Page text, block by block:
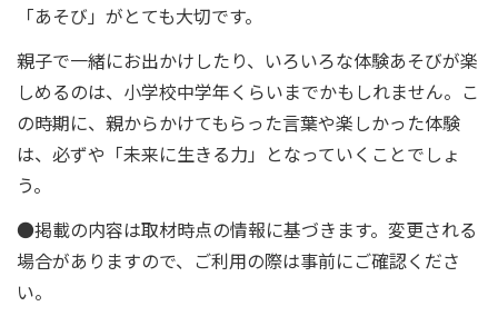
「あそび」がとても大切です。
親子で一緒にお出かけしたり、いろいろな体験あそびが楽
しめるのは、小学校中学年くらいまでかもしれません。こ
の時期に、親からかけてもらった言葉や楽しかった体験
は、必ずや「未来に生きる力」となっていくことでしょ
う。
●掲載の内容は取材時点の情報に基づきます。変更される
場合がありますので、ご利用の際は事前にご確認くださ
い。